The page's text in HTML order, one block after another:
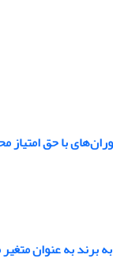
با حق امتیاز
برند به عنوان